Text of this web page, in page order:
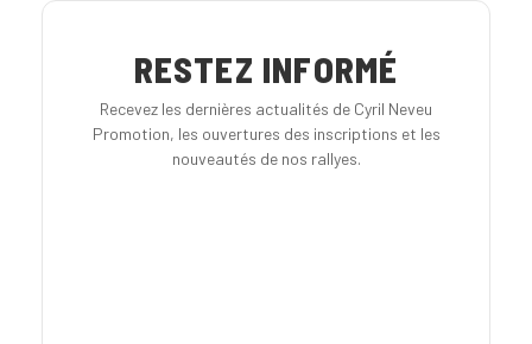
RESTEZ INFORMÉ
Recevez les dernières actualités de Cyril Neveu
Promotion, les ouvertures des inscriptions et les
nouveautés de nos rallyes.